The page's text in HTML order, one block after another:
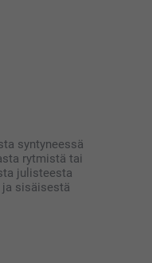
syntyneessä
rytmistä tai
julisteesta
sisäisestä